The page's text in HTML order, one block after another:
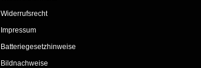
Widerrufsrecht
Impressum
Batteriegesetzhinweise
Bildnachweise